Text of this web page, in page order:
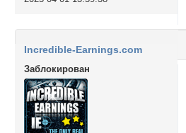
Incredible-Earnings.com
Заблокирован